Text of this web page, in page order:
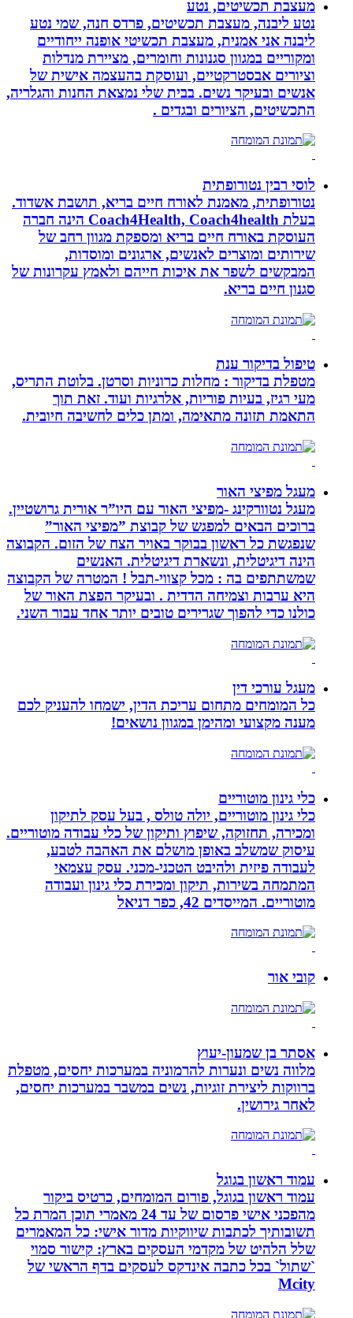
מעצבת תכשיטים, נטע
נטע ליבנה, מעצבת תכשיטים, פרדס חנה, שמי נטע
ליבנה אני אמנית, מעצבת תכשיטי אופנה ייחודיים
ומקוריים במגוון סגנונות וחומרים, מציירת מנדלות
וציורים אבסטרקטיים, ועוסקת בהעצמה אישית של
אנשים ובעיקר נשים. בבית שלי נמצאת החנות והגלריה,
התכשיטים, הציורים ובגדים .
לוסי רבין נטורופתית
נטורופתית, מאמנת לאורח חיים בריא, תושבת אשדוד.
בעלת Coach4Health, Coach4health הינה חברה
העוסקת באורח חיים בריא ומספקת מגוון רחב של
שירותים ומוצרים לאנשים, ארגונים ומוסדות,
המבקשים לשפר את איכות חייהם ולאמץ עקרונות של
סגנון חיים בריא.
טיפול בדיקור ענת
מטפלת בדיקור : מחלות כרוניות וסרטן. בלוטת התריס,
מעי רגיז, בעיות פוריות, אלרגיות ועוד. זאת תוך
התאמת תזונה מתאימה, ומתן כלים לחשיבה חיובית.
מעגל מפיצי האור
מעגל נטוורקינג -מפיצי האור עם היו”ר אורית גרושטיין.
ברוכים הבאים למפגש של קבוצת ”מפיצי האור”
שנפגשת כל ראשון בבוקר באויר הצח של הזום. הקבוצה
הינה דיגיטלית, ונשארת דיגיטלית. האנשים
שמשתתפים בה : מכל קצווי-תבל ! המטרה של הקבוצה
היא ערבות וצמיחה הדדית . ובעיקר הפצת האור של
כולנו כדי להפוך שגרירים טובים יותר אחד עבור השני.
מעגל עורכי דין
כל המומחים מתחום עריכת הדין, ישמחו להעניק לכם
מענה מקצועי ומהימן במגוון נושאים!
כלי גינון מוטוריים
כלי גינון מוטוריים, יולה טולס , בעל עסק לתיקון
ומכירה, תחזוקה, שיפוץ ותיקון של כלי עבודה מוטוריים.
עיסוק שמשלב באופן מושלם את האהבה לטבע,
לעבודה פיזית ולהיבט הטכני-מכני. עסק עצמאי
המתמחה בשירות, תיקון ומכירת כלי גינון ועבודה
מוטוריים. המייסדים 42, כפר דניאל
קובי אור
אסתר בן שמעון-יעוץ
מלווה נשים ונערות להרמוניה במערכות יחסים, מטפלת
ברווקות ליצירת זוגיות, נשים במשבר במערכות יחסים,
לאחר גירושין.
עמוד ראשון בגוגל
עמוד ראשון בגוגל, פורום המומחים, כרטיס ביקור
מהפכני אישי פרסום של עד 24 מאמרי תוכן המרת כל
תשובותיך לכתבות שיווקיות מדור אישי: כל המאמרים
שלל הלהיט של מקדמי העסקים בארץ: קישור סמוי
`שתול` בכל כתבה אינדקס לעסקים בדף הראשי של
Mcity